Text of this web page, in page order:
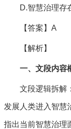
D.智慧治理存
【答案】A
【解析】
一、文段内容
文段逻辑拆解：
发展人类进入智慧
指出当前智慧治理